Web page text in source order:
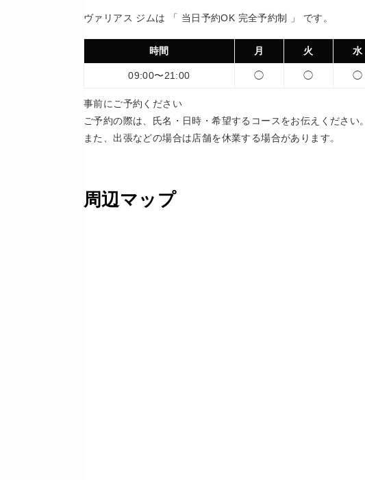
ヴァリアス ジムは 「 当日予約OK 完全予約制 」 です。
時間 月 火 水
09:00〜21:00 ◯ ◯ ◯
事前にご予約ください
ご予約の際は、氏名・日時・希望するコースをお伝えください。
また、出張などの場合は店舗を休業する場合があります。
周辺マップ